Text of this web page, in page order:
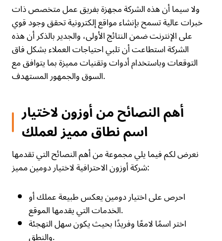
ولا سيما أن هذه الشركة مجهزة بفريق عمل متخصص ذات
خبرات عالية تسمح بإنشاء مواقع إلكترونية تحقق وجود قوي
على الإنترنت ضمن النتائج الأولى، والجدير بالذكر أن هذه
الشركة استطاعت أن تلبي احتياجات العملاء بشكل فاق
التوقعات وباستخدام أدوات وتقنيات مميزة بما يتوافق مع
السوق والجمهور المستهدف.
أهم النصائح من أوزون لاختيار
اسم نطاق مميز لعملك
نعرض لكم فيما يلي مجموعة من أهم النصائح التي تقدمها
شركة أوزون الاحترافية لاختيار دومين مميز:
احرص على اختيار دومين يعكس طبيعة عملك أو
الخدمات التي يقدمها الموقع.
اختر اسمًا لامعًا وفريدًا بحيث يكون سهل التهجئة